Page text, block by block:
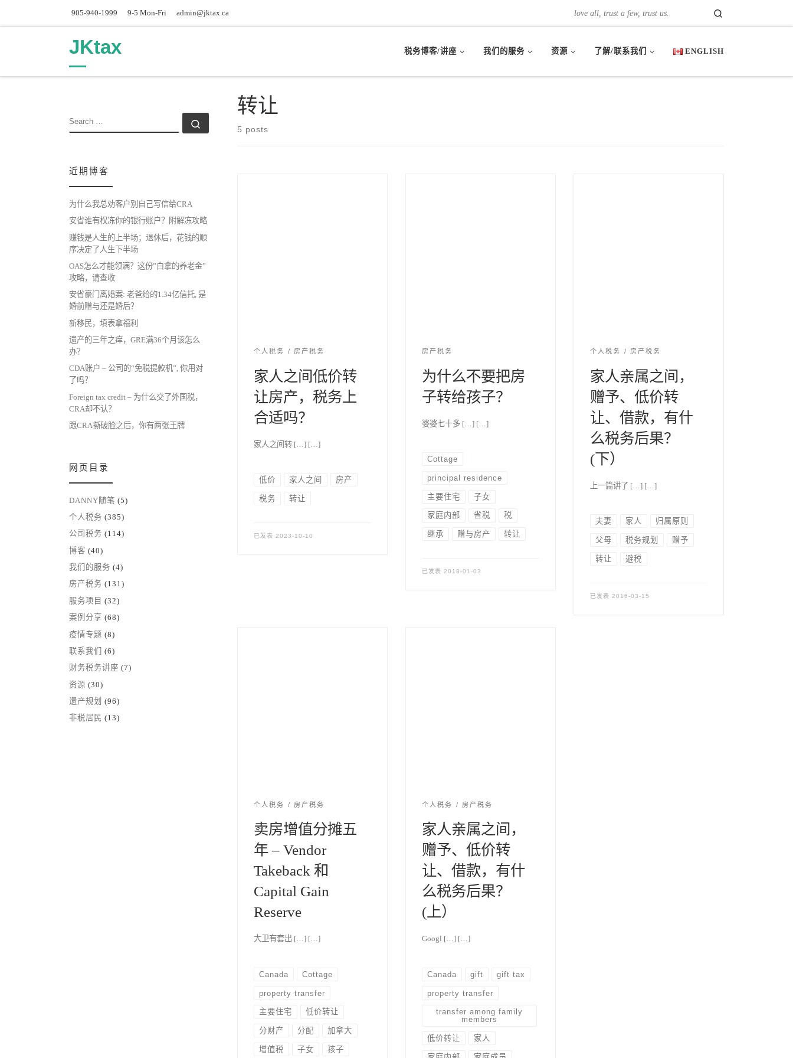
905-940-1999 9-5 Mon-Fri admin@jktax.ca love all, trust a few, trust us.
JKtax 税务博客/讲座 我们的服务 资源 了解/联系我们 ENGLISH
转让
5 posts
个人税务 房产税务
家人之间低价转
让房产，税务上
合适吗？
家人之间转 […] […]
低价 家人之间 房产
税务 转让
已发表 2023-10-10
房产税务
为什么不要把房
子转给孩子？
婆婆七十多 […] […]
Cottage
principal residence
主要住宅 子女
家庭内部 省税 税
继承 赠与房产 转让
已发表 2018-01-03
个人税务 房产税务
家人亲属之间，
赠予、低价转
让、借款，有什
么税务后果？
(下）
上一篇讲了 […] […]
夫妻 家人 归属原则
父母 税务规划 赠予
转让 避税
已发表 2016-03-15
个人税务 房产税务
卖房增值分摊五
年 – Vendor
Takeback 和
Capital Gain
Reserve
大卫有套出 […] […]
Canada Cottage
property transfer
主要住宅 低价转让
分财产 分配 加拿大
增值税 子女 孩子
个人税务 房产税务
家人亲属之间，
赠予、低价转
让、借款，有什
么税务后果？
(上）
Googl […] […]
Canada gift gift tax
property transfer
transfer among family
members
低价转让 家人
SEARCH
近期博客
为什么我总劝客户别自己写信给CRA
安省谁有权冻你的银行账户？附解冻攻略
赚钱是人生的上半场；退休后，花钱的顺
序决定了人生下半场
OAS怎么才能领满？这份”白拿的养老金”
攻略，请查收
安省豪门离婚案: 老爸给的1.34亿信托, 是
婚前赠与还是婚后？
新移民，填表拿福利
遗产的三年之痒，GRE满36个月该怎么
办？
CDA账户 – 公司的“免税提款机”, 你用对
了吗？
Foreign tax credit – 为什么交了外国税，
CRA却不认？
跟CRA撕破脸之后，你有两张王牌
网页目录
DANNY随笔 (5)
个人税务 (385)
公司税务 (114)
博客 (40)
我们的服务 (4)
房产税务 (131)
服务项目 (32)
案例分享 (68)
疫情专题 (8)
联系我们
(6)
财务税务讲座 (7)
资源 (30)
遗产规划 (96)
非税居民 (13)